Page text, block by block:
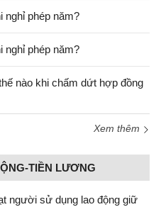
phép năm?
phép năm?
nào khi chấm dứt hợp đồng
Xem thêm
TIỀN LƯƠNG
người sử dụng lao động giữ